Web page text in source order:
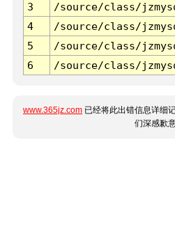
3 /source/class/
4
/source/class/
5
/source/class/
6
/source/class/
www.365jz.com 已经将此出错信息详细
们深感歉